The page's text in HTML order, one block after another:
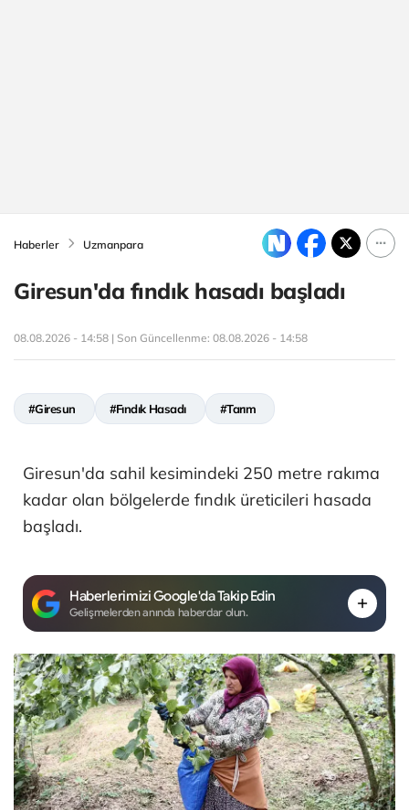
Haberler Uzmanpara
Giresun'da fındık hasadı başladı
08.08.2026 - 14:58 | Son Güncellenme: 08.08.2026 - 14:58
#Giresun #Fındık Hasadı #Tarım
Giresun'da sahil kesimindeki 250 metre rakıma
kadar olan bölgelerde fındık üreticileri hasada
başladı.
Haberlerimizi Google'da Takip Edin
Gelişmelerden anında haberdar olun.